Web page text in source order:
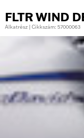
FLTR WIND
Alkatrész | Cikkszám: 57000063